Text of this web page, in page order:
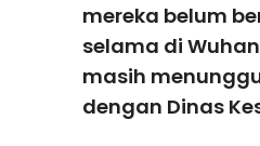
mereka belum
selama di
masih
dengan Dinas